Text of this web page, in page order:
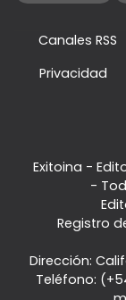
Canales RSS
Privacidad
Exitoina -
-
Registro
Dirección:
Teléfono: